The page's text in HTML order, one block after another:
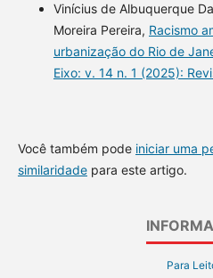
Vinícius de Albuquerque
Moreira Pereira, Racismo
urbanização do Rio de
Eixo: v. 14 n. 1 (2025):
Você também pode iniciar uma
similaridadepara este artigo.
Para